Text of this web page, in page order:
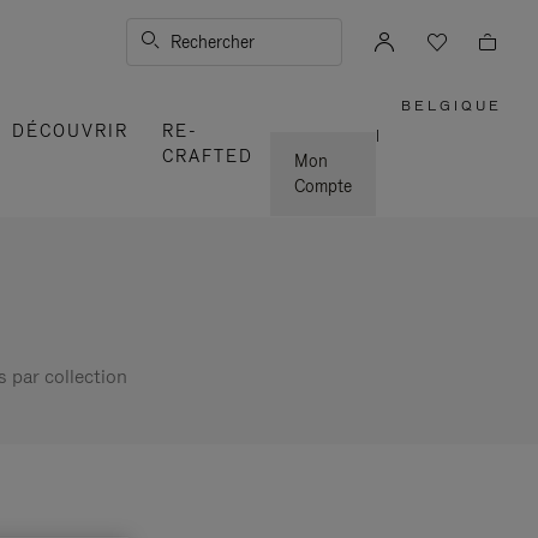
Rechercher
DÉCOUVRIR
RE-
CRAFTED
Mon
Compte
BELGIQUE
|
par collection